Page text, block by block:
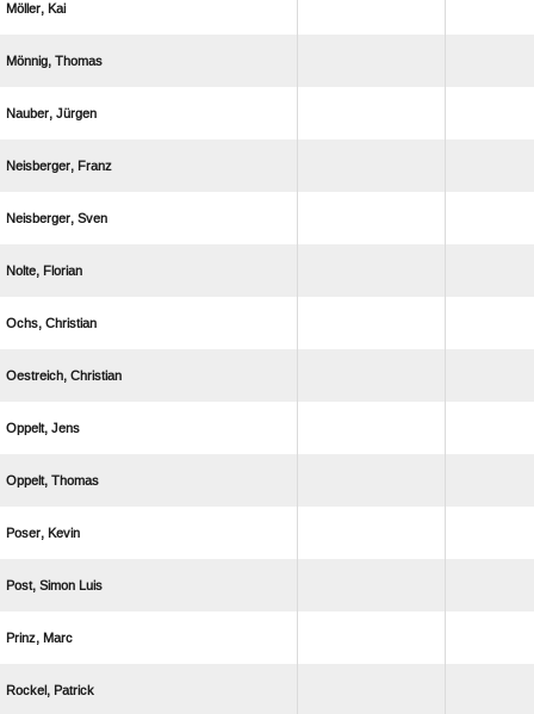
 
 
 
 
 
 
 
 
 
 
 
  
 
 